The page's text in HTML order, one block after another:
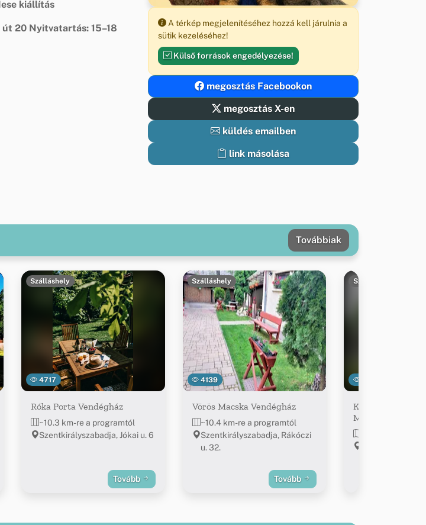
kiállítás
út 20 Nyitvatartás: 15–18
A térkép megjelenítéséhez hozzá kell járulnia a
sütik kezeléséhez!
Külső források engedélyezése!
megosztás Facebookon
megosztás X-en
küldés emailben
link másolása
Továbbiak
4717
Szálláshely
Róka Porta Vendégház
~10.3 km-re a programtól
Szentkirályszabadja, Jókai u. 6
Tovább
4139
Szálláshely
Vörös Macska Vendégház
~10.4 km-re a programtól
Szentkirályszabadja, Rákóczi
u. 32.
Tovább
Szálláshely
Királyszállás,
Magyarország